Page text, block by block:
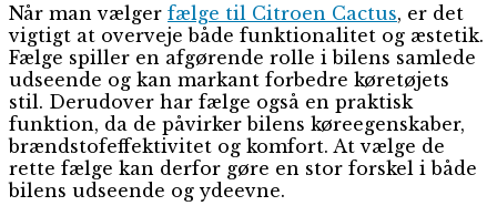
Når man vælger fælge til Citroen Cactus, er det
vigtigt at overveje både funktionalitet og æstetik.
Fælge spiller en afgørende rolle i bilens samlede
udseende og kan markant forbedre køretøjets
stil. Derudover har fælge også en praktisk
funktion, da de påvirker bilens køreegenskaber,
brændstofeffektivitet og komfort. At vælge de
rette fælge kan derfor gøre en stor forskel i både
bilens udseende og ydeevne.